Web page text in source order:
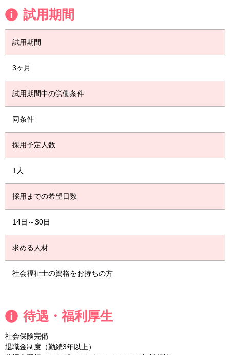
試用期間
試用期間
3ヶ月
試用期間中の労働条件
同条件
採用予定人数
1人
採用までの希望日数
14日～30日
求める人材
社会福祉士の資格をお持ちの方
待遇・福利厚生
社会保険完備
退職金制度（勤続3年以上）